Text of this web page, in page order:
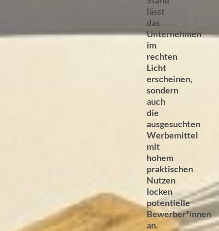
lässt
das
Unternehmen
im
rechten
Licht
erscheinen,
sondern
auch
die
ausgesuchten
Werbemittel
mit
hohem
praktischen
Nutzen
locken
potentielle
Bewerber*innen
an.